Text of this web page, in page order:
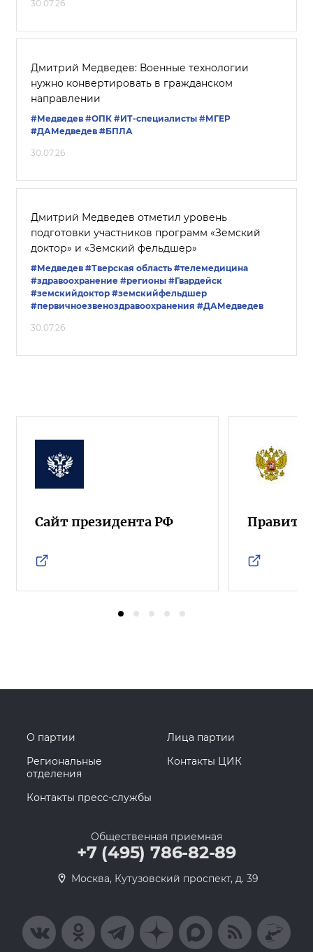
30.07.26
Дмитрий Медведев: Военные технологии
нужно конвертировать в гражданском
направлении
#Медведев #ОПК #ИТ-специалисты #‎МГЕР‬
#ДАМедведев #БПЛА
30.07.26
Дмитрий Медведев отметил уровень
подготовки участников программ «Земский
доктор» и «Земский фельдшер»
#Медведев #Тверская область #телемедицина
#здравоохранение #регионы #Гвардейск
#земскийдоктор #земскийфельдшер
#первичноезвеноздравоохранения #ДАМедведев
30.07.26
Сайт президента РФ
О партии
Лица партии
Региональные
отделения
Контакты ЦИК
Контакты пресс-службы
Общественная приемная
+7 (495) 786-82-89
Москва, Кутузовский проспект, д. 39